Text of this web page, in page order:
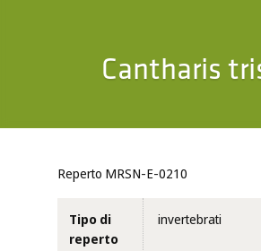
Cantharis
Reperto MRSN-E-0210
Tipo di
reperto
invertebrati